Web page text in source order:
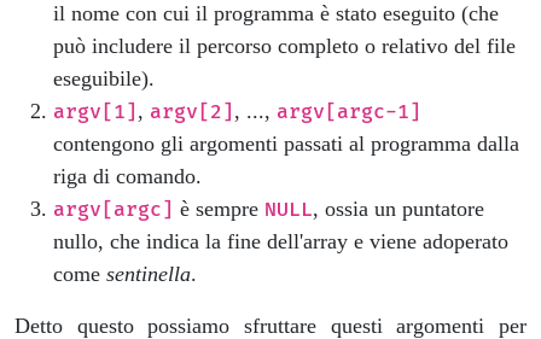
il nome con cui il programma è stato eseguito (che
può includere il percorso completo o relativo del file
eseguibile).
argv[1] , argv[2] , ..., argv[argc-1]
contengono gli argomenti passati al programma dalla
riga di comando.
argv[argc] è sempre NULL, ossia un puntatore
nullo, che indica la fine dell'array e viene adoperato
come sentinella.
Detto questo possiamo sfruttare questi argomenti per